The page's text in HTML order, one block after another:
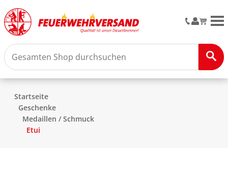
Startseite
Geschenke
Medaillen / Schmuck
Etui